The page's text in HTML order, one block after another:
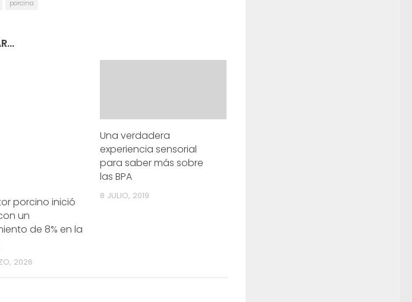
porcina
porcino inició
un
de 8% en la
2026
Una verdadera
experiencia sensorial
para saber más sobre
las BPA
8 JULIO, 2019